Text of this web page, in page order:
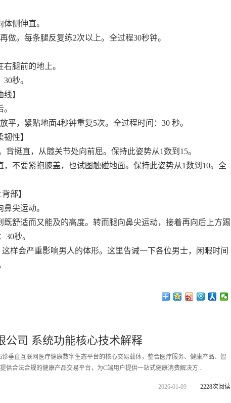
侧伸直。
。每条腿反复练2次以上。全过程30秒钟。
腿前的地上。
秒。
】
，紧贴地面4秒钟重复5次。全过程时间：30 秒。
性】
挺直，从髋关节处向前屈。保持此姿势从1数到15。
不要紧抱膝盖，也试图触碰地面。保持此姿势从1数到10。全
部】
尖运动。
舒适而又能及的高度。转而腿向鼻尖运动，接着再向后上方踢
秒。
会严重影响男人的体形。这里告诫一下各位男士，闲暇时间
公司 系统功能核心技术解释
垂直互联网医疗健康数字生态平台的核心交易载体，整合医疗服务、健康产品、智
供合法合规的健康产品交易平台，为C端用户提供一站式健康消费解决方...
2026-01-09 2228次阅读